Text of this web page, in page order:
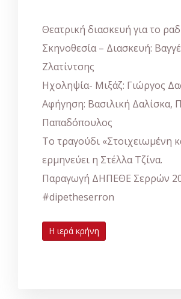
Θεατρική διασκευή για το
Σκηνοθεσία – Διασκευή:
Ζλατίντσης
Ηχοληψία- Μιξάζ: Γιώργος
Αφήγηση: Βασιλική Δαλίσκα,
Παπαδόπουλος
Το τραγούδι «Στοιχειωμένη
ερμηνεύει η Στέλλα Τζίνα.
Παραγωγή ΔΗΠΕΘΕ Σερρών
#dipetheserron
Η ιερά κρήνη